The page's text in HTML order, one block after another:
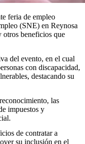
feria de empleo
(SNE) en Reynosa
otros beneficios que
del evento, en el cual
con discapacidad,
destacando su
las
impuestos y
de contratar a
su inclusión en el